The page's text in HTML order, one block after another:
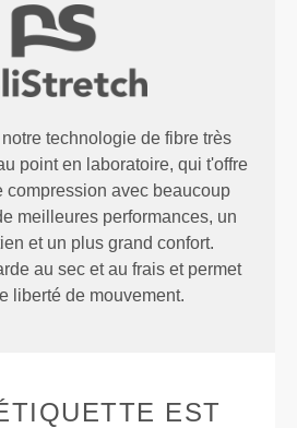
technologie de fibre très
point en laboratoire, qui t'offre
compression avec beaucoup
meilleures performances, un
et un plus grand confort.
au sec et au frais et permet
liberté de mouvement.
EST